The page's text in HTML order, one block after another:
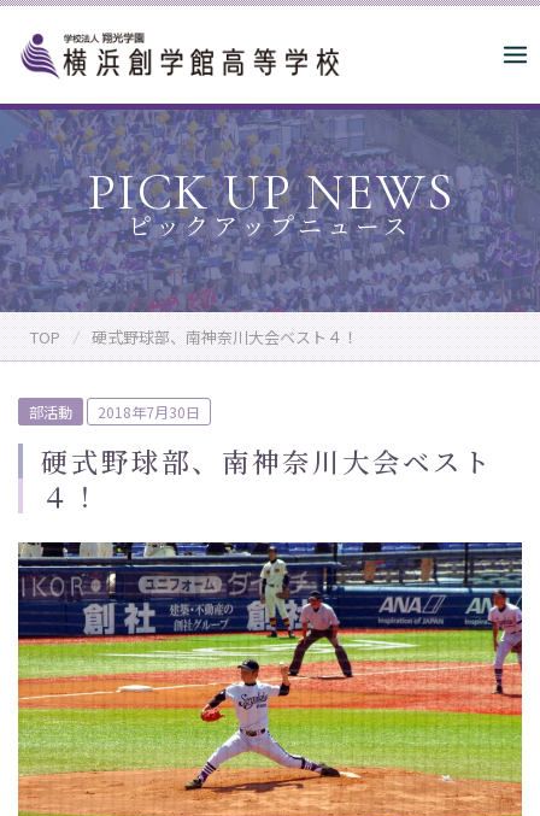
p
o
c
o
n
t
e
t
PICK UP NEWS
TOP 硬式野球部、南神奈川大会ベスト４！
部活動
s
d
o
n
2018年7月30日
硬式野球部、南神奈川大会ベスト
４！